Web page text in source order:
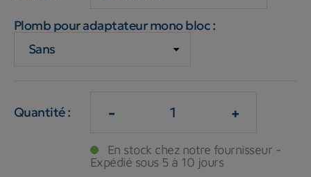
Plomb pour adaptateur mono bloc :
Quantité : - +
En stock chez notre fournisseur -
Expédié sous 5 à 10 jours